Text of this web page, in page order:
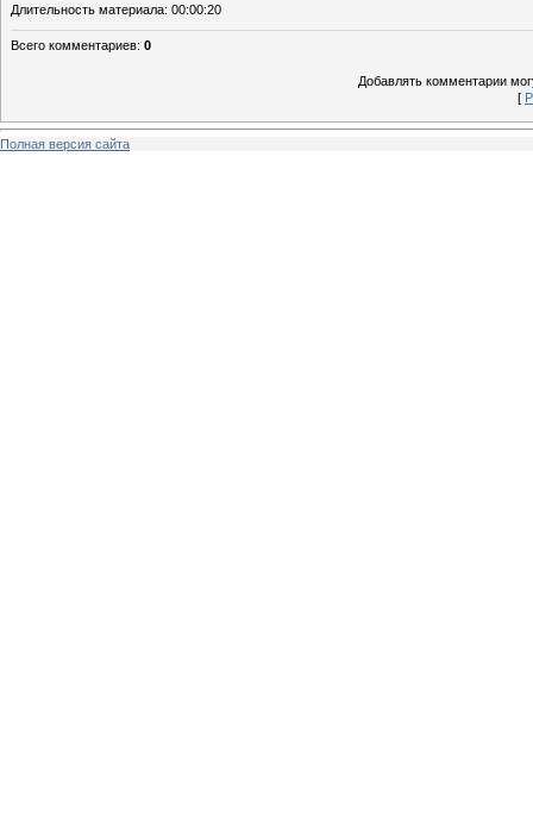
Длительность материала: 00:00:20
Всего комментариев: 0
Добавлять комментарии
[
Полная версия сайта